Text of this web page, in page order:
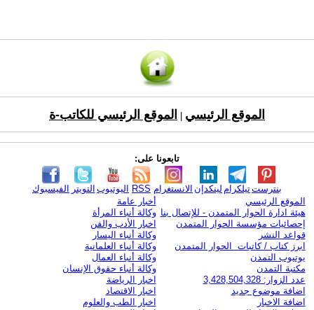
الموقع الرئيسي الموقع الرئيسي للكاتب-ة
تابعونا على:
الفيسبوك التويتر اليوتيوب RSS الانستغرام لينكدإن تيلكرامبنترست
الموقع الرئيسي
هيئة ادارة الحوار المتمدن - للإتصال بنا
إحصائيات مؤسسة الحوار المتمدن
قواعد النشر
ابرز كتاب / كاتبات الحوار المتمدن
يوتيوب التمدن
مكتبة التمدن
عدد الزوار: 3,428,504,328
اضافة موضوع جديد
اضافة الاخبار
أخبار عامة
وكالة أنباء المرأة
اخبار الأدب والفن
وكالة أنباء اليسار
وكالة أنباء العلمانية
وكالة أنباء العمال
وكالة أنباء حقوق الإنسان
اخبار الرياضة
اخبار الاقتصاد
اخبار الطب والعلوم